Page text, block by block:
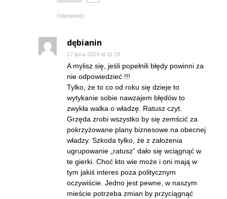
Odpowiedz
dębianin
17 lipca 2014 at 11:18
A mylisz się, jeśli popełnili błędy powinni za
nie odpowiedzieć !!!
Tylko, że to co od roku się dzieje to
wytykanie sobie nawzajem błędów to
zwykła walka o władzę. Ratusz czyt.
Grzęda zrobi wszystko by się zemścić za
pokrzyżowane plany biznesowe na obecnej
władzy. Szkoda tylko, że z założenia
ugrupowanie „ratusz” dało się wciągnąć w
te gierki. Choć kto wie może i oni mają w
tym jakiś interes poza politycznym
oczywiście. Jedno jest pewne, w naszym
mieście potrzeba zmian by przyciągnąć